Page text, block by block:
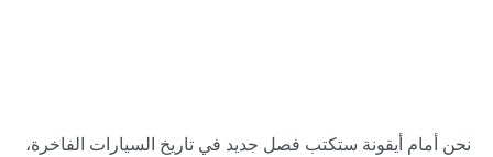
نحن أمام أيقونة ستكتب فصل جديد في تاريخ السيارات الفاخرة،